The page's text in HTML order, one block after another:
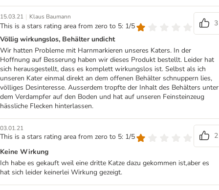
15.03.21 | Klaus Baumann
This is a stars rating area from zero to 5: 1/5
3
Völlig wirkungslos, Behälter undicht
Wir hatten Probleme mit Harnmarkieren unseres Katers. In der
Hoffnung auf Besserung haben wir dieses Produkt bestellt. Leider hat
sich herausgestellt, dass es komplett wirkungslos ist. Selbst als ich
unseren Kater einmal direkt an dem offenen Behälter schnuppern lies,
völliges Desinteresse. Ausserdem tropfte der Inhalt des Behälters unter
dem Verdampfer auf den Boden und hat auf unseren Feinsteinzeug
hässliche Flecken hinterlassen.
03.01.21
This is a stars rating area from zero to 5: 1/5
2
Keine Wirkung
Ich habe es gekauft weil eine dritte Katze dazu gekommen ist,aber es
hat sich leider keinerlei Wirkung gezeigt.